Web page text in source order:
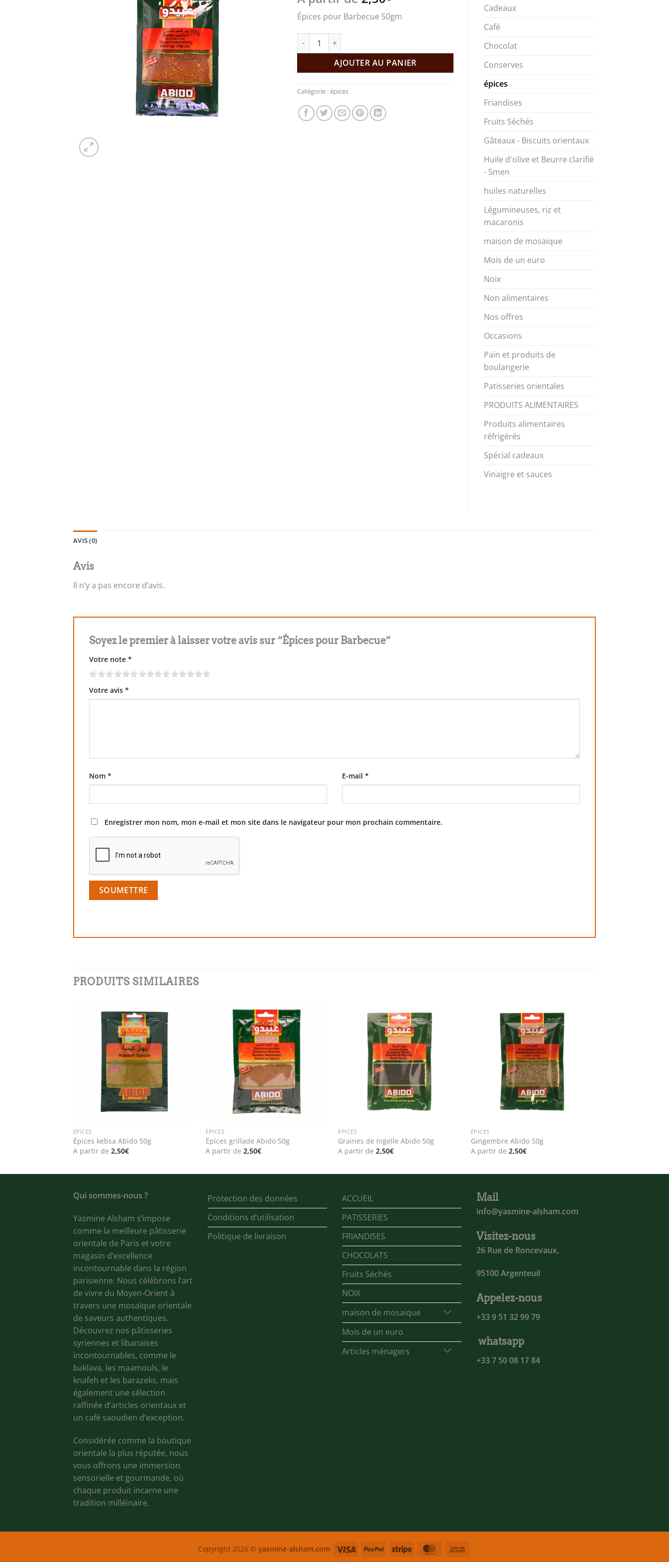
Épices pour Barbecue 50gm
quantité de Épices pour Barbecue
AJOUTER AU PANIER
Catégorie :épices
Cadeaux
Café
Chocolat
Conserves
épices
Friandises
Fruits Séchés
Gâteaux - Biscuits orientaux
Huile d'olive et Beurre clarifié
- Smen
huiles naturelles
Légumineuses, riz et
macaronis
maison de mosaique
Mois de un euro
Noix
Non alimentaires
Nos offres
Occasions
Pain et produits de
boulangerie
Patisseries orientales
PRODUITS ALIMENTAIRES
Produits alimentaires
réfrigérés
Spécial cadeaux
Vinaigre et sauces
AVIS (0)
Avis
Il n’y a pas encore d’avis.
Soyez le premier à laisser votre avis sur “Épices pour Barbecue”
Votre note *
Votre avis *
Nom * E-mail *
Enregistrer mon nom, mon e-mail et mon site dans le navigateur pour mon prochain commentaire.
PRODUITS SIMILAIRES
ÉPICES
Épices kebsa Abido 50g
A partir de 2,50€
ÉPICES
Épices grillade Abido 50g
A partir de2,50€
ÉPICES
Graines de nigelle Abido 50g
A partir de2,50€
ÉPICES
Gingembre Abido 50g
A partir de 2,50€
Qui sommes-nous ?
Yasmine Alsham s’impose
comme la meilleure pâtisserie
orientale de Paris et votre
magasin d’excellence
incontournable dans la région
parisienne. Nous célébrons l’art
de vivre du Moyen-Orient à
travers une mosaïque orientale
de saveurs authentiques.
Découvrez nos pâtisseries
syriennes et libanaises
incontournables, comme le
baklava, les maamouls, le
knafeh et les barazeks, mais
également une sélection
raffinée d’articles orientaux et
un café saoudien d’exception.
Considérée comme la boutique
orientale la plus réputée, nous
vous offrons une immersion
sensorielle et gourmande, où
chaque produit incarne une
tradition milléinaire.
Protection des données
Conditions d’utilisation
Politique de livraison
ACCUEIL
PATISSERIES
FRIANDISES
CHOCOLATS
Fruits Séchés
NOIX
maison de mosaique
Mois de un euro
Articles ménagers
Mail
info@yasmine-alsham.com
Visitez-nous
26 Rue de Roncevaux,
95100 Argenteuil
Appelez-nous
+33 9 51 32 99 79
whatsapp
+33 7 50 08 17 84
Copyright 2026 © yasmine-alsham.com Visa PayPal Stripe MasterCard